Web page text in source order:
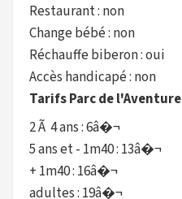
Restaurant : non
Change bébé : non
Réchauffe biberon : oui
Accès handicapé : non
Tarifs Parc de l'Aventure
2 Ã 4 ans : 6â�¬
5 ans et - 1m40 : 13â�¬
+ 1m40 : 16â�¬
adultes : 19â�¬